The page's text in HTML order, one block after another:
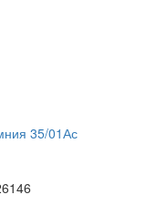
35/01Ас